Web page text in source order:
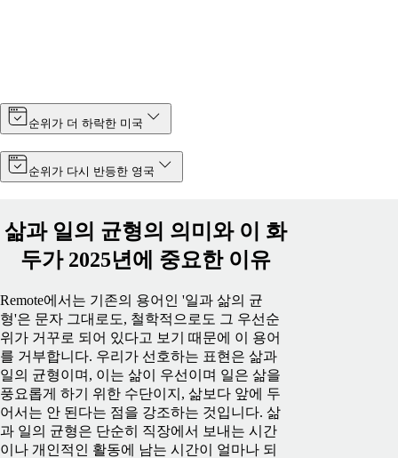
순위가 더 하락한 미국
순위가 다시 반등한 영국
삶과 일의 균형의 의미와 이 화
두가 2025년에 중요한 이유
Remote에서는 기존의 용어인 '일과 삶의 균
형'은 문자 그대로도, 철학적으로도 그 우선순
위가 거꾸로 되어 있다고 보기 때문에 이 용어
를 거부합니다. 우리가 선호하는 표현은 삶과
일의 균형이며, 이는 삶이 우선이며 일은 삶을
풍요롭게 하기 위한 수단이지, 삶보다 앞에 두
어서는 안 된다는 점을 강조하는 것입니다. 삶
과 일의 균형은 단순히 직장에서 보내는 시간
이나 개인적인 활동에 남는 시간이 얼마나 되